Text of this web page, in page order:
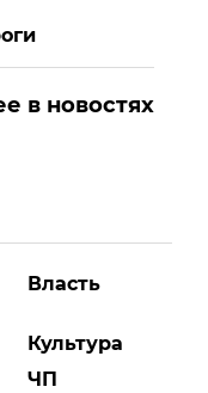
в новостях
Власть
Культура
ЧП